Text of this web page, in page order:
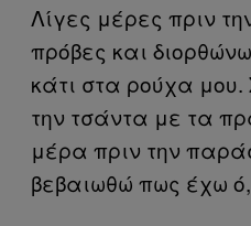
Λίγες μέρες πριν
πρόβες και
κάτι στα ρούχα
την τσάντα με τα
μέρα πριν την
βεβαιωθώ πως έχω